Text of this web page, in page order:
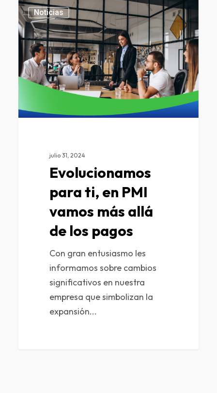
Noticias
julio 31, 2024
Evolucionamos
para ti, en PMI
vamos más allá
de los pagos
Con gran entusiasmo les
informamos sobre cambios
significativos en nuestra
empresa que simbolizan la
expansión...